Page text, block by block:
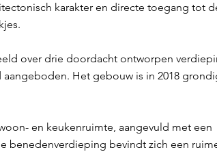
karakter en directe toegang tot
over drie doordacht ontworpen
Het gebouw is in 2018
en keukenruimte, aangevuld met een
benedenverdieping bevindt zich een